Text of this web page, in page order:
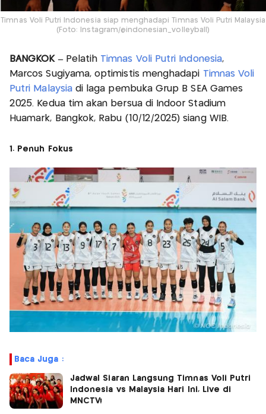
Timnas Voli Putri Indonesia siap menghadapi Timnas Voli Putri Malaysia
(Foto: Instagram/@indonesian_volleyball)
BANGKOK –Pelatih Timnas Voli Putri Indonesia,
Marcos Sugiyama, optimistis menghadapi Timnas Voli
Putri Malaysiadi laga pembuka Grup B SEA Games
2025. Kedua tim akan bersua di Indoor Stadium
Huamark, Bangkok, Rabu (10/12/2025) siang WIB.
1. Penuh Fokus
Baca Juga :
Jadwal Siaran Langsung Timnas Voli Putri
Indonesia vs Malaysia Hari Ini, Live di
MNCTV!